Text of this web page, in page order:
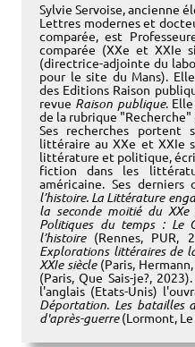
Sylvie Servoise, ancienne
Lettres modernes et
comparée, est
comparée (XXe et XXIe
(directrice-adjointe du
pour le site du Mans).
des Editions Raison
revue Raison publique.
de la rubrique "Recherche"
Ses recherches portent
littéraire au XXe et XXIe
littérature et politique,
fiction dans les
américaine. Ses derniers
l’histoire. La Littérature
la seconde moitié du XXe
Politiques du temps : Le
l’histoire(Rennes, PUR,
Explorations littéraires de
XXIe siècle(Paris,
(Paris, Que Sais-je?,
l'anglais (Etats-Unis)
Déportation. Les batailles
d'après-guerre(Lormont, Le